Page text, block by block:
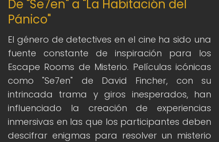
De "Se7en" a "La Habitación del
Pánico"
El género de detectives en el cine ha sido una
fuente constante de inspiración para los
Escape Rooms de Misterio. Películas icónicas
como "Se7en" de David Fincher, con su
intrincada trama y giros inesperados, han
influenciado la creación de experiencias
inmersivas en las que los participantes deben
descifrar enigmas para resolver un misterio